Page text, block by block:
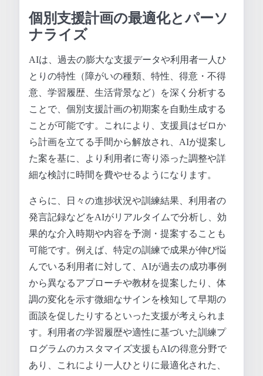
個別支援計画の最適化とパーソ
ナライズ
AIは、過去の膨大な支援データや利用者一人ひ
とりの特性（障がいの種類、特性、得意・不得
意、学習履歴、生活背景など）を深く分析する
ことで、個別支援計画の初期案を自動生成する
ことが可能です。これにより、支援員はゼロか
ら計画を立てる手間から解放され、AIが提案し
た案を基に、より利用者に寄り添った調整や詳
細な検討に時間を費やせるようになります。
さらに、日々の進捗状況や訓練結果、利用者の
発言記録などをAIがリアルタイムで分析し、効
果的な介入時期や内容を予測・提案することも
可能です。例えば、特定の訓練で成果が伸び悩
んでいる利用者に対して、AIが過去の成功事例
から異なるアプローチや教材を提案したり、体
調の変化を示す微細なサインを検知して早期の
面談を促したりするといった支援が考えられま
す。利用者の学習履歴や適性に基づいた訓練プ
ログラムのカスタマイズ支援もAIの得意分野で
あり、これにより一人ひとりに最適化された、